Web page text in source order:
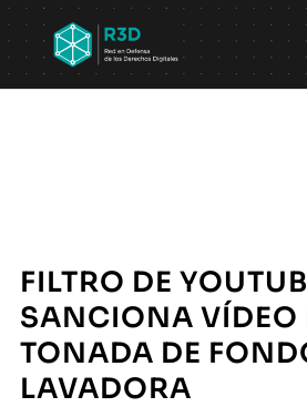
FILTRO DE
SANCIONA VÍDEO
TONADA DE
LAVADORA